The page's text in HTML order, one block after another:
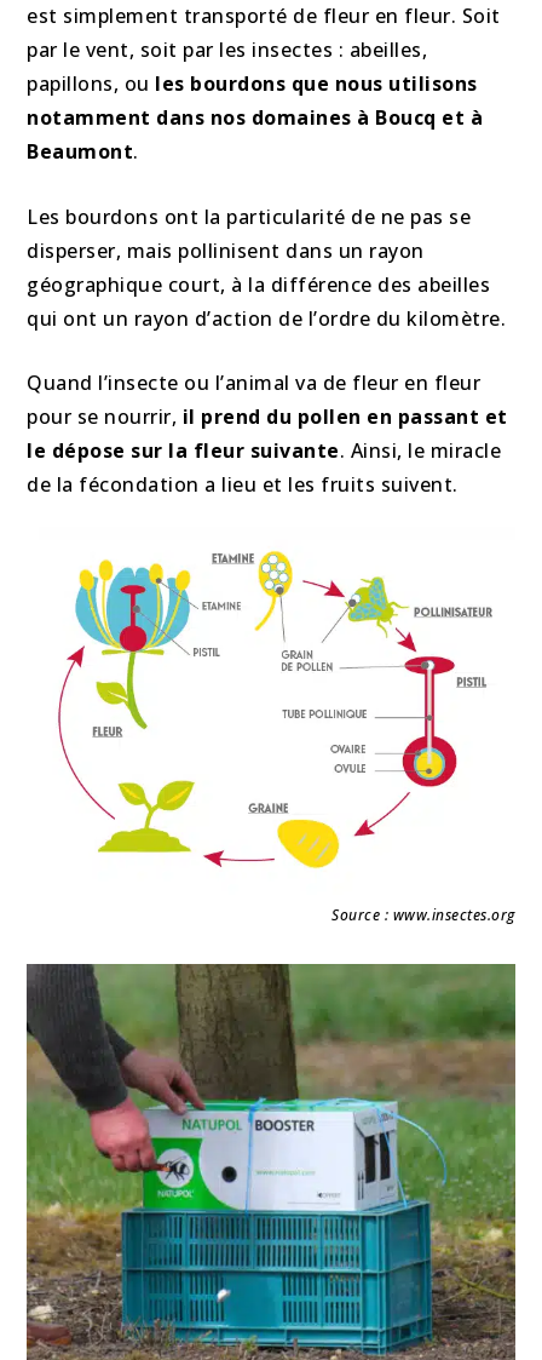
est simplement transporté de fleur en fleur. Soit
par le vent, soit par les insectes : abeilles,
papillons, ou les bourdons que nous utilisons
notamment dans nos domaines à Boucq et à
Beaumont.
Les bourdons ont la particularité de ne pas se
disperser, mais pollinisent dans un rayon
géographique court, à la différence des abeilles
qui ont un rayon d’action de l’ordre du kilomètre.
Quand l’insecte ou l’animal va de fleur en fleur
pour se nourrir, il prend du pollen en passant et
le dépose sur la fleur suivante. Ainsi, le miracle
de la fécondation a lieu et les fruits suivent.
Source : www.insectes.org